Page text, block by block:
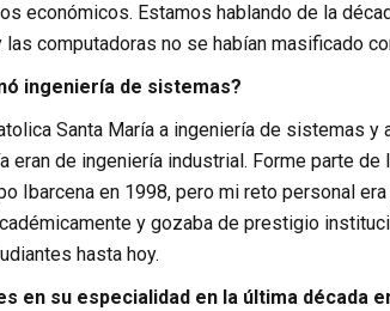
económicos. Estamos hablando de la
computadoras no se habían masificado
ingeniería de sistemas?
Santa María a ingeniería de sistemas
eran de ingeniería industrial. Forme parte
Ibarcena en 1998, pero mi reto personal
y gozaba de prestigio
hasta hoy.
en su especialidad en la última década